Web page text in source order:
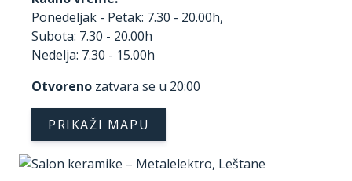
Ponedeljak - Petak: 7.30 - 20.00h,
Subota: 7.30 - 20.00h
Nedelja: 7.30 - 15.00h
Otvoreno zatvara se u 20:00
PRIKAŽI MAPU